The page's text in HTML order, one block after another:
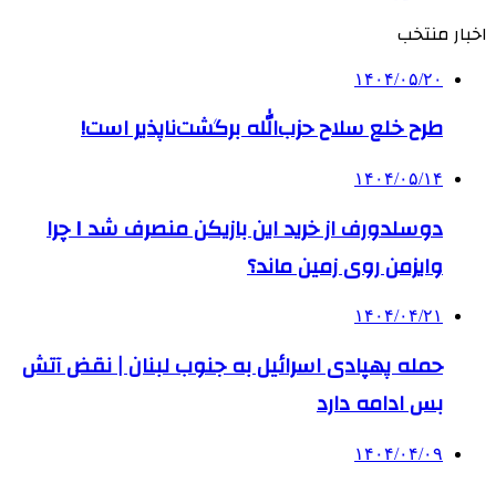
اخبار منتخب
۱۴۰۴/۰۵/۲۰
طرح خلع سلاح حزب‌الله برگشت‌ناپذیر است!
۱۴۰۴/۰۵/۱۴
دوسلدورف از خرید این بازیکن منصرف شد I چرا
وایزمن روی زمین ماند؟
۱۴۰۴/۰۴/۲۱
حمله پهپادی اسرائیل به جنوب لبنان | نقض آتش
بس ادامه دارد
۱۴۰۴/۰۴/۰۹